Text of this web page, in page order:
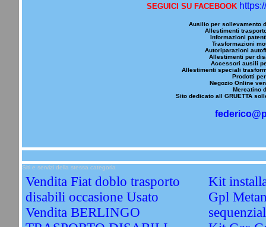
SEGUICI SU FACEBOOK
Ausilio per sollevamento
Allestimenti
Informazioni
Trasformazioni
Autoriparazioni
Allestimenti per
Accessori ausili
Allestimenti speciali
Prodotti
Negozio Online
Mercatino
Sito dedicato all GRUETTA
Siti e servizi della stessa categoria
Vendita Fiat doblo trasporto
disabili occasione Usato
Vendita BERLINGO
Kit
Gpl